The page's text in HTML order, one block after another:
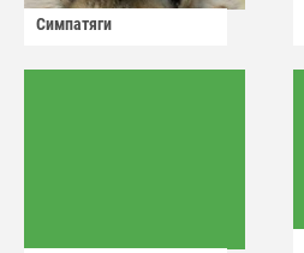
Симпатяги